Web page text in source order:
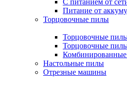
С питанием от
Питание от
Торцовочные пилы
Торцовочные
Торцовочные
Настольные пилы
Отрезные машины